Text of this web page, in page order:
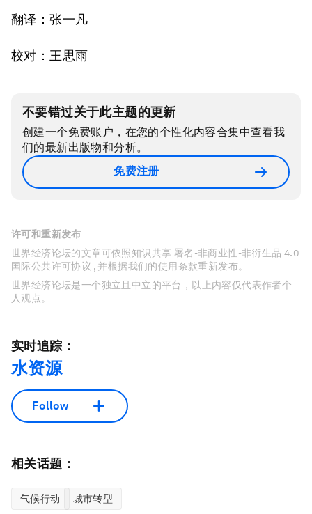
翻译：张一凡
校对：王思雨
不要错过关于此主题的更新
创建一个免费账户，在您的个性化内容合集中查看我
们的最新出版物和分析。
免费注册
许可和重新发布
世界经济论坛的文章可依照知识共享 署名-非商业性-非衍生品 4.0
国际公共许可协议 , 并根据我们的使用条款重新发布。
世界经济论坛是一个独立且中立的平台，以上内容仅代表作者个
人观点。
实时追踪：
水资源
Follow
相关话题：
气候行动 城市转型